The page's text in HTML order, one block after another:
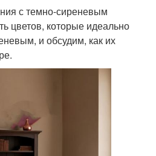
с темно-сиреневым
цветов, которые идеально
и обсудим, как их